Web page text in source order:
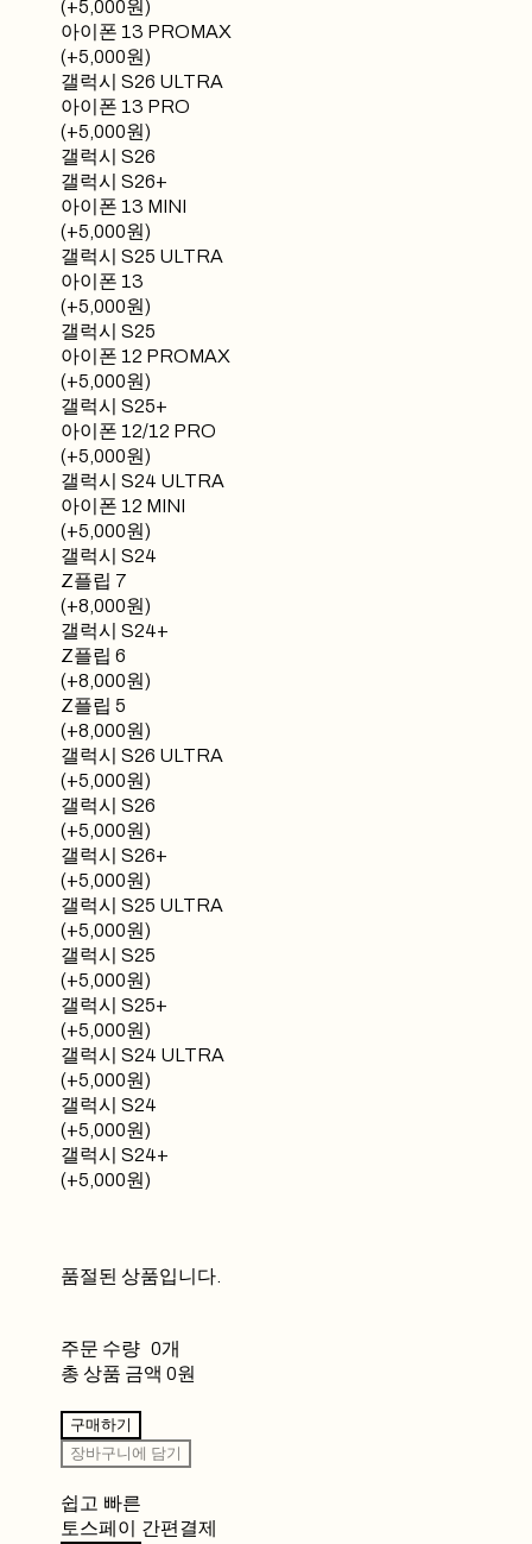
(+5,000원)
아이폰 13 PROMAX
(+5,000원)
갤럭시 S26 ULTRA
아이폰 13 PRO
(+5,000원)
갤럭시 S26
갤럭시 S26+
아이폰 13 MINI
(+5,000원)
갤럭시 S25 ULTRA
아이폰 13
(+5,000원)
갤럭시 S25
아이폰 12 PROMAX
(+5,000원)
갤럭시 S25+
아이폰 12/12 PRO
(+5,000원)
갤럭시 S24 ULTRA
아이폰 12 MINI
(+5,000원)
갤럭시 S24
Z플립 7
(+8,000원)
갤럭시 S24+
Z플립 6
(+8,000원)
Z플립 5
(+8,000원)
갤럭시 S26 ULTRA
(+5,000원)
갤럭시 S26
(+5,000원)
갤럭시 S26+
(+5,000원)
갤럭시 S25 ULTRA
(+5,000원)
갤럭시 S25
(+5,000원)
갤럭시 S25+
(+5,000원)
갤럭시 S24 ULTRA
(+5,000원)
갤럭시 S24
(+5,000원)
갤럭시 S24+
(+5,000원)
품절된 상품입니다.
주문 수량 0개
총 상품 금액 0원
구매하기
장바구니에 담기
쉽고 빠른
토스페이 간편결제